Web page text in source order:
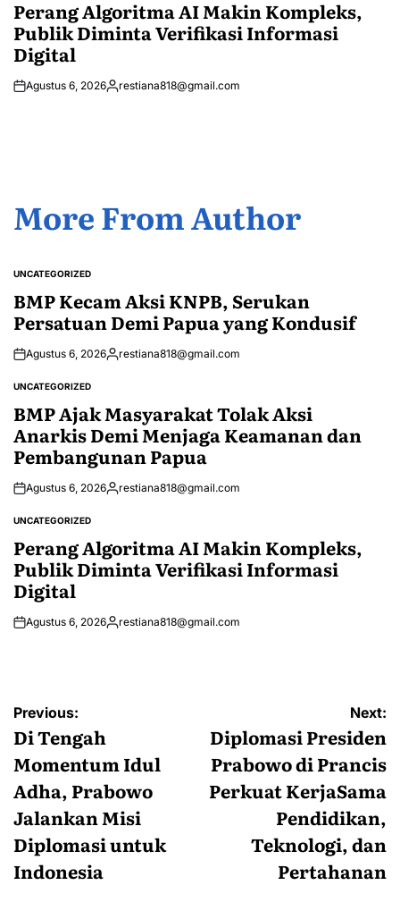
Perang Algoritma AI Makin Kompleks,
Publik Diminta Verifikasi Informasi
Digital
Agustus 6, 2026Posted
restiana818@gmail.com
More From Author
POSTED
UNCATEGORIZED
BMP Kecam Aksi KNPB, Serukan
Persatuan Demi Papua yang Kondusif
Agustus 6, 2026Posted
restiana818@gmail.com
POSTED
UNCATEGORIZED
BMP Ajak Masyarakat Tolak Aksi
Anarkis Demi Menjaga Keamanan dan
Pembangunan Papua
Agustus 6, 2026Posted
restiana818@gmail.com
POSTED
UNCATEGORIZED
Perang Algoritma AI Makin Kompleks,
Publik Diminta Verifikasi Informasi
Digital
Agustus 6, 2026Posted
restiana818@gmail.com
Navigasi
pos
Previous:
Di Tengah
Momentum Idul
Adha, Prabowo
Jalankan Misi
Diplomasi untuk
Indonesia
Next:
Diplomasi Presiden
Prabowo di Prancis
Perkuat KerjaSama
Pendidikan,
Teknologi, dan
Pertahanan